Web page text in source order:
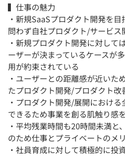
▍仕事の魅力
・新規SaaSプロダクト開発を
問わず自社プロダクト/サービ
・新規プロダクト開発に対して
ーザーが決まっているケースが
用が約束されている
・ユーザーとの距離感が近いた
たプロダクト開発/プロダクト
・プロダクト開発/展開におけ
できるため事業を創る肌触り感
・平均残業時間も20時間未満と
のため仕事とプライベートのメ
・社員育成に対して積極的に投